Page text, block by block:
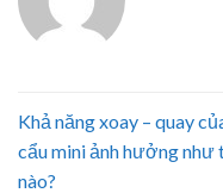
Khả năng xoay – quay
cẩu mini ảnh hưởng như
nào?